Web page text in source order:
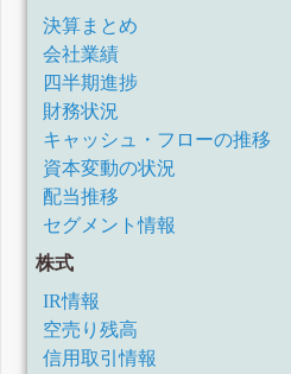
決算まとめ
会社業績
四半期進捗
財務状況
キャッシュ・フローの推移
資本変動の状況
配当推移
セグメント情報
株式
IR情報
空売り残高
信用取引情報